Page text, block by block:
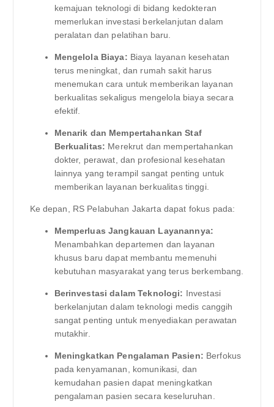
kemajuan teknologi di bidang kedokteran
memerlukan investasi berkelanjutan dalam
peralatan dan pelatihan baru.
Mengelola Biaya: Biaya layanan kesehatan
terus meningkat, dan rumah sakit harus
menemukan cara untuk memberikan layanan
berkualitas sekaligus mengelola biaya secara
efektif.
Menarik dan Mempertahankan Staf
Berkualitas: Merekrut dan mempertahankan
dokter, perawat, dan profesional kesehatan
lainnya yang terampil sangat penting untuk
memberikan layanan berkualitas tinggi.
Ke depan, RS Pelabuhan Jakarta dapat fokus pada:
Memperluas Jangkauan Layanannya:
Menambahkan departemen dan layanan
khusus baru dapat membantu memenuhi
kebutuhan masyarakat yang terus berkembang.
Berinvestasi dalam Teknologi: Investasi
berkelanjutan dalam teknologi medis canggih
sangat penting untuk menyediakan perawatan
mutakhir.
Meningkatkan Pengalaman Pasien: Berfokus
pada kenyamanan, komunikasi, dan
kemudahan pasien dapat meningkatkan
pengalaman pasien secara keseluruhan.